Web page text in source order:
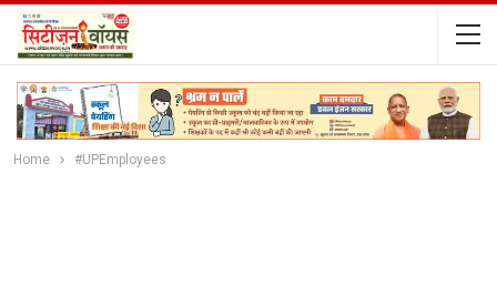
Home #UPEmployees